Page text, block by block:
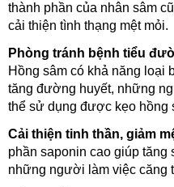
thành phần của nhân sâm
cải thiện tình thạng mệt mỏi.
Phòng tránh bệnh tiểu
Hồng sâm có khả năng loại
tăng đường huyết, những
thể sử dụng được kẹo hồng
Cải thiện tinh thần, giảm
phần saponin cao giúp
những người làm việc căng